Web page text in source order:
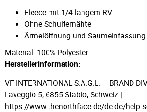
Fleece mit 1/4-langem RV
Ohne Schulternähte
Ärmelöffnung und
Material: 100% Polyester
Herstellerinformation:
VF INTERNATIONAL S.A.G.L. – BRAND
Laveggio 5, 6855 Stabio, Schweiz |
https://www.thenorthface.de/de-de/help-